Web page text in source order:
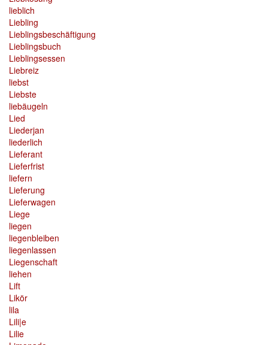
lieblich
Liebling
Lieblingsbeschäftigung
Lieblingsbuch
Lieblingsessen
Liebreiz
liebst
Liebste
liebäugeln
Lied
Liederjan
liederlich
Lieferant
Lieferfrist
liefern
Lieferung
Lieferwagen
Liege
liegen
liegenbleiben
liegenlassen
Liegenschaft
liehen
Lift
Likör
lila
Lili|e
Lilie